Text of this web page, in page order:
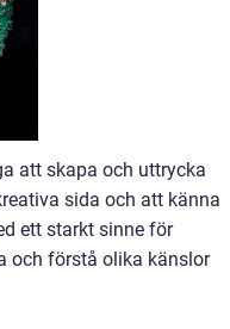
att skapa och uttrycka
sida och att känna
ett starkt sinne för
och förstå olika känslor